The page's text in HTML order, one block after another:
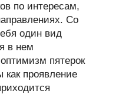
по интересам,
Со
один вид
в нем
пятерок
как проявление